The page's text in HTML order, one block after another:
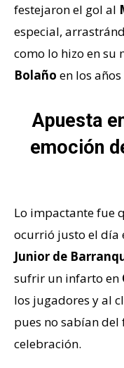
festejaron el gol al
especial,
como lo hizo en su
Bolaño en los años
Apuesta
emoción
Lo impactante fue
ocurrió justo el día
Junior de
sufrir un infarto en
los jugadores y al
pues no sabían
celebración.